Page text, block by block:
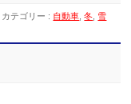
カテゴリー : 自動車 ,冬 雪